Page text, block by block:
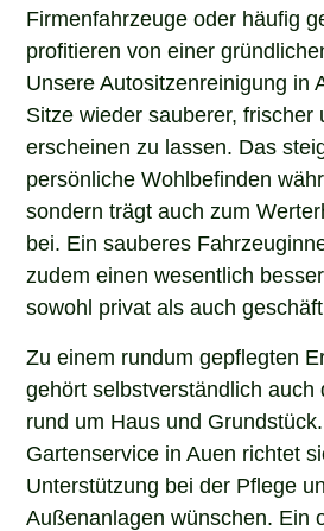
Firmenfahrzeuge oder häufig
profitieren von einer
Unsere Autositzenreinigung in
Sitze wieder sauberer, frischer
erscheinen zu lassen. Das
persönliche Wohlbefinden
sondern trägt auch zum
bei. Ein sauberes
zudem einen wesentlich
sowohl privat als auch
Zu einem rundum gepflegten
gehört selbstverständlich auch
rund um Haus und
Gartenservice in Auen richtet
Unterstützung bei der Pflege
Außenanlagen wünschen. Ein